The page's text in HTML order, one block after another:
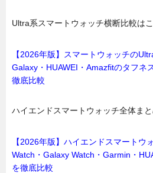
Ultra系スマートウォッチ横断比較はこ
【2026年版】スマートウォッチの
Galaxy・HUAWEI・Amazfitのタフネ
徹底比較
ハイエンドスマートウォッチ全体まと
【2026年版】ハイエンドスマートウ
Watch・Galaxy Watch・Garmin・
を徹底比較